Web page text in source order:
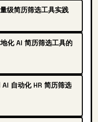
级简历筛选工具实践
化 AI 简历筛选工具的
自动化 HR 简历筛选